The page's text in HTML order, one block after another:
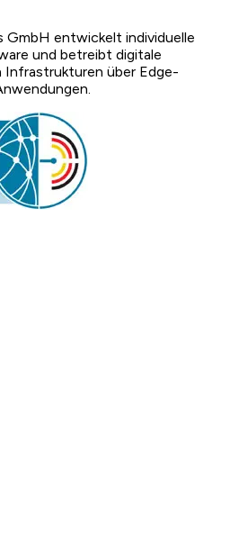
GmbH entwickelt individuelle
und betreibt digitale
Infrastrukturen über Edge-